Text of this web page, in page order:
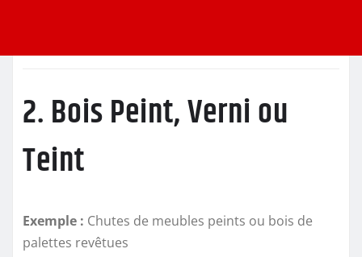
2. Bois Peint, Verni ou
Teint
Exemple : Chutes de meubles peints ou bois de
palettes revêtues